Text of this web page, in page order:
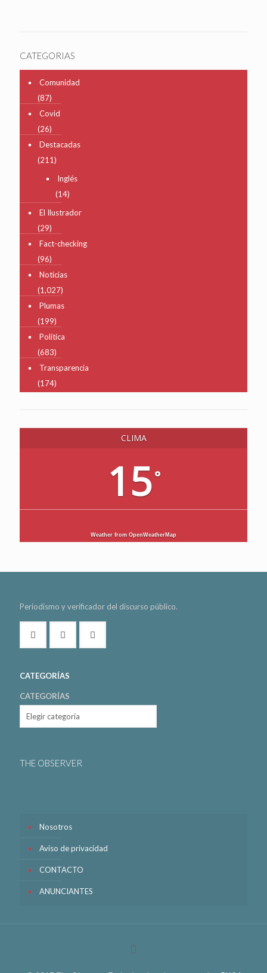
CATEGORIAS
Comunidad
(87)
Covid
(26)
Destacadas
(211)
Inglés
(14)
El Ilustrador
(29)
Fact-checking
(96)
Noticias
(1,027)
Plumas
(199)
Política
(683)
Transparencia
(174)
CLIMA
15°
Weather from OpenWeatherMap
Periodismo y verificador del discurso público.
CATEGORÍAS
CATEGORÍAS
THE OBSERVER
Nosotros
Aviso de privacidad
CONTACTO
ANUNCIANTES